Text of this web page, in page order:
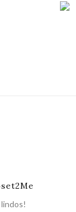
lindos!